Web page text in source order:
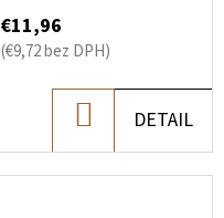
€11,96
(€9,72 bez DPH)
KOŠÍKA
DETAIL